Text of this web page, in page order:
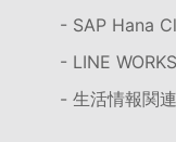
- SAP Hana
- LINE WORKS
- 生活情報関